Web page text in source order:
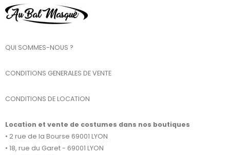
QUI SOMMES-NOUS ?
CONDITIONS GENERALES DE VENTE
CONDITIONS DE LOCATION
Location et vente de costumes dans nos boutiques
• 2 rue de la Bourse 69001 LYON
• 18, rue du Garet - 69001 LYON